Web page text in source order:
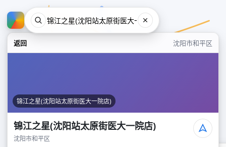
返回 沈阳市和平区
锦江之星(沈阳站太原街医大一院店)
锦江之星(沈阳站太原街医大一院店)
沈阳市和平区